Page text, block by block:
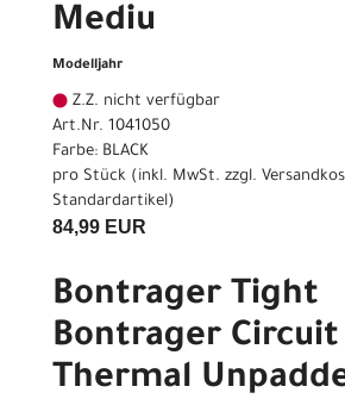
Mediu
Modelljahr
Z.Z. nicht verfügbar
Art.Nr. 1041050
Farbe: BLACK
pro Stück (inkl. MwSt. zzgl.
Standardartikel)
84,99 EUR
Bontrager Tight
Bontrager Circuit
Thermal